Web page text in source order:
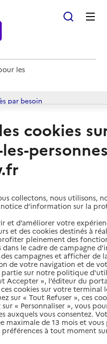
les
par besoin
à domicile
services autour de La
cookies
collectons, nous utilisons,
d’information sur la
et d’améliorer votre
et des cookies destinés à
pleinement des
dans le cadre de campagne
campagnes et afficher de
de votre navigation et de
partie sur notre politique
Accepter », l’éditeur du
cookies sur votre terminal
sur « Tout Refuser », ces
« Personnaliser », vous
auxquels vous consentez.
maximale de 13 mois et
à tout moment